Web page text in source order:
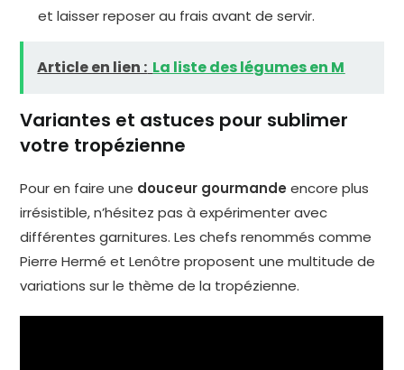
et laisser reposer au frais avant de servir.
Article en lien : La liste des légumes en M
Variantes et astuces pour sublimer
votre tropézienne
Pour en faire une douceur gourmande encore plus
irrésistible, n’hésitez pas à expérimenter avec
différentes garnitures. Les chefs renommés comme
Pierre Hermé et Lenôtre proposent une multitude de
variations sur le thème de la tropézienne.